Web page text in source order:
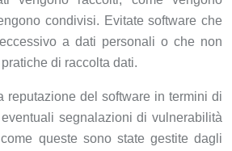
condivisi. Evitate software che
a dati personali o che non
di raccolta dati.
reputazione del software in termini di
segnalazioni di vulnerabilità
queste sono state gestite dagli